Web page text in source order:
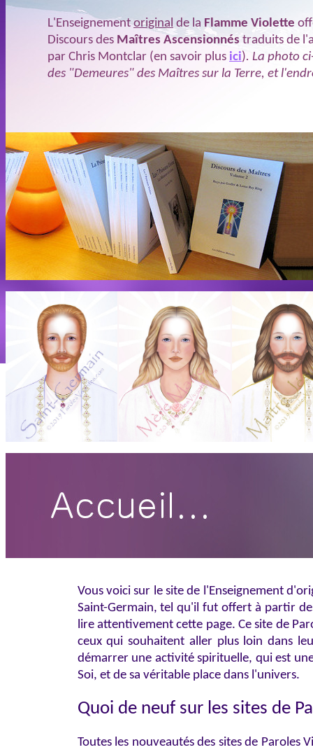
L'Enseignementoriginal de la Flamme Violette
Discours des Maîtres Ascensionnés traduits de
par Chris Montclar (en savoir plus ici). La photo
des "Demeures" des Maîtres sur la Terre, et
Vous voici sur le site de l'Enseignement
Saint-Germain, tel qu'il fut offert à partir
lire attentivement cette page. Ce site de
ceux qui souhaitent aller plus loin dans
démarrer une activité spirituelle, qui est
Soi, et de sa véritable place dans l'univers.
Quoi de neuf sur les sites de
Toutes les nouveautés des sites de Paroles